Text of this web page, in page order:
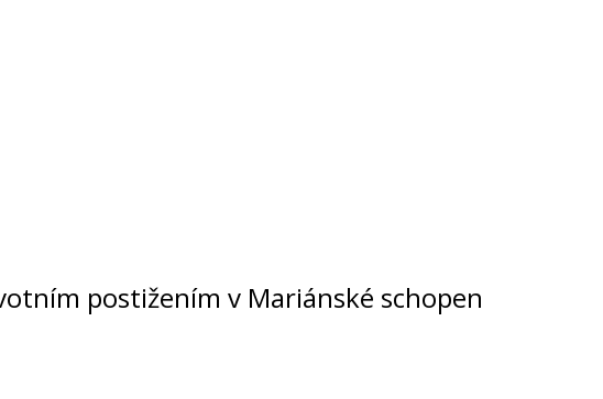
postižením v Mariánské schopen